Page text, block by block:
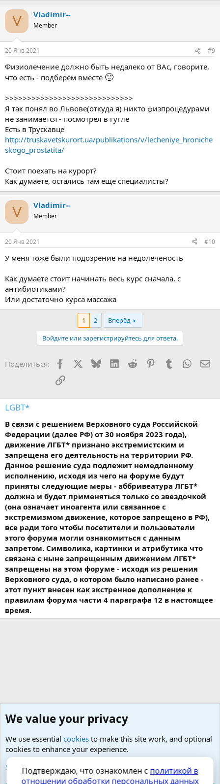
V Vladimir--
Member
20 Янв 2021 #9
Физиолечение должно быть недалеко от ВАс, говорите,
что есть - подберём вместе 🙂
>>>>>>>>>>>>>>>>>>>>>>>>>>>>>
Я так понял во Львове(откуда я) никто физпроцедурами
не занимается - посмотрел в гугле
Есть в Трускавце
http://truskavetskurort.ua/publikations/v/lecheniye_hroniche
skogo_prostatita/
Стоит поехать на курорт?
Как думаете, остались там еще специалисты?
V Vladimir--
Member
20 Янв 2021 #10
У меня тоже были подозрение на недолеченость
Как думаете стоит начинать весь курс сначала, с
антибиотиками?
Или достаточно курса массажа
1 2
Вперёд
Войдите или зарегистрируйтесь для ответа.
Поделиться: Facebook BlueskyLinkedIn
Reddit PinterestTumblr
Ссылка
LGBT*
В связи с решением Верховного суда Российской
Федерации (далее РФ) от 30 ноября 2023 года),
движение ЛГБТ* признано экстремистским и
запрещена его деятельность на территории РФ.
Данное решение суда подлежит немедленному
исполнению, исходя из чего на форуме будут
приняты следующие меры - аббривеатура ЛГБТ*
должна и будет применяться только со звездочкой
(она означает иноагента или связанное с
экстремизмом движение, которое запрещено в РФ),
все ради того чтобы посетители и пользователи
этого форума могли ознакомиться с данным
запретом. Символика, картинки и атрибутика что
связана с ныне запрещенным движением ЛГБТ*
запрещены на этом форуме - исходя из решения
Верховного суда, о котором было написано ранее -
этот пункт внесен как экстренное дополнение к
правилам форума части 4 параграфа 12 в настоящее
время.
Малая урология- простатит, тазовые боли, фиброз
Cookies Russian (RU)
We value your privacy
We use essential cookies to make this site work, and optional
cookies to enhance your experience.
See further information and configure your preferences
Подтверждаю, что ознакомлен с политикой в
отношении обработки персональных данных